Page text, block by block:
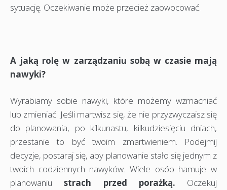
sytuację. Oczekiwanie może przecież zaowocować.
A jaką rolę w zarządzaniu sobą w czasie mają
nawyki?
Wyrabiamy sobie nawyki, które możemy wzmacniać
lub zmieniać. Jeśli martwisz się, że nie przyzwyczaisz się
do planowania, po kilkunastu, kilkudziesięciu dniach,
przestanie to być twoim zmartwieniem. Podejmij
decyzje, postaraj się, aby planowanie stało się jednym z
twoich codziennych nawyków. Wiele osób hamuje w
planowaniu strach przed porażką. Oczekuj